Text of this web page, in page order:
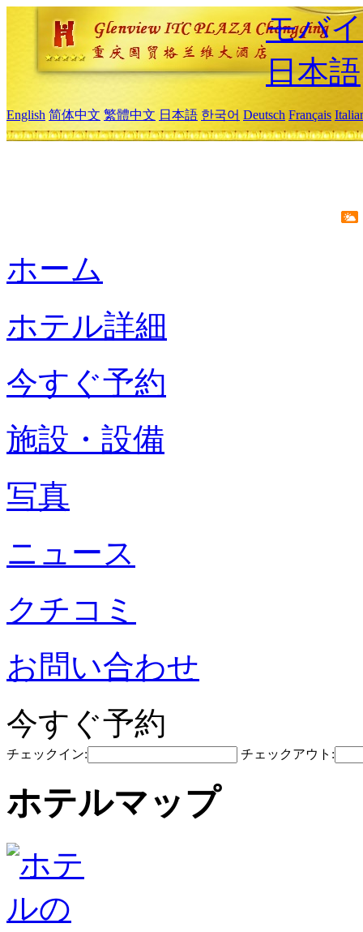
モバ
日本語
English 简体中文 繁體中文 日本語 한국어 Deutsch Français
ホーム
ホテル詳細
今すぐ予約
施設・設備
写真
ニュース
クチコミ
お問い合わせ
今すぐ予約
チェックイン: チェックアウト:
ホテルマップ